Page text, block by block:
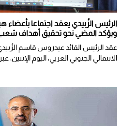
الرئيس الزُبيدي يعقد اجتماعا بأعضاء
ويؤكد المضي نحو تحقيق أهداف شعب
عقد الرئيس القائد عيدروس قاسم
الانتقالي الجنوبي العربي، اليوم الإثنين، عبر